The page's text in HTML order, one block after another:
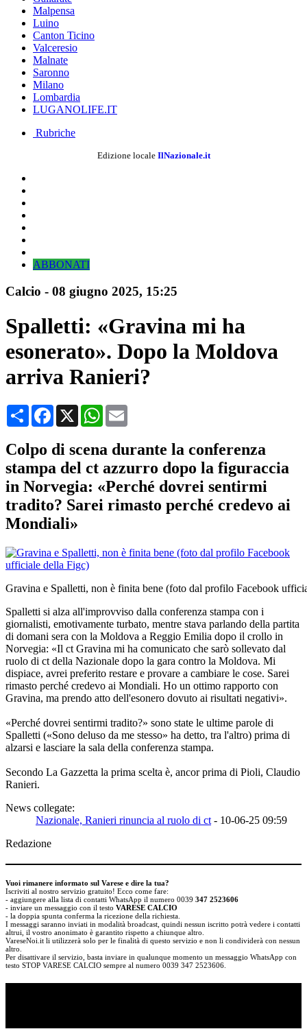
Malpensa
Luino
Canton Ticino
Valceresio
Malnate
Saronno
Milano
Lombardia
LUGANOLIFE.IT
Rubriche
Edizione locale IlNazionale.it
ABBONATI
Calcio - 08 giugno 2025, 15:25
Spalletti: «Gravina mi ha
esonerato». Dopo la Moldova
arriva Ranieri?
CondividiFacebook
X WhatsApp
Colpo di scena durante la conferenza
stampa del ct azzurro dopo la figuraccia
in Norvegia: «Perché dovrei sentirmi
tradito? Sarei rimasto perché credevo ai
Mondiali»
Gravina e Spalletti, non è finita bene (foto dal profilo Facebook
Spalletti si alza all'improvviso dalla conferenza stampa con i
giornalisti, emotivamente turbato, mentre stava parlando della partita
di domani sera con la Moldova a Reggio Emilia dopo il crollo in
Norvegia: «Il ct Gravina mi ha comunicato che sarò sollevato dal
ruolo di ct della Nazionale dopo la gara contro la Moldova. Mi
dispiace, avrei preferito restare e provare a cambiare le cose. Sarei
rimasto perché credevo ai Mondiali. Ho un ottimo rapporto con
Gravina, ma prendo atto dell'esonero dovuto ai risultati negativi».
«Perché dovrei sentirmi tradito?» sono state le ultime parole di
Spalletti («Sono deluso da me stesso» ha detto, tra l'altro) prima di
alzarsi e lasciare la sala della conferenza stampa.
Secondo La Gazzetta la prima scelta è, ancor prima di Pioli, Claudio
Ranieri.
News collegate:
Nazionale, Ranieri rinuncia al ruolo di ct - 10-06-25 09:59
Redazione
Vuoi rimanere informato sul Varese e dire la tua?
Iscriviti al nostro servizio gratuito! Ecco come fare:
- aggiungere alla lista di contatti WhatsApp il numero 0039 347 2523606
- inviare un messaggio con il testo VARESE CALCIO
- la doppia spunta conferma la ricezione della richiesta.
I messaggi saranno inviati in modalità broadcast, quindi nessun iscritto potrà vedere i contatti
altrui, il vostro anonimato è garantito rispetto a chiunque altro.
VareseNoi.it li utilizzerà solo per le finalità di questo servizio e non li condividerà con nessun
altro.
Per disattivare il servizio, basta inviare in qualunque momento un messaggio WhatsApp con
testo STOP VARESE CALCIO sempre al numero 0039 347 2523606.